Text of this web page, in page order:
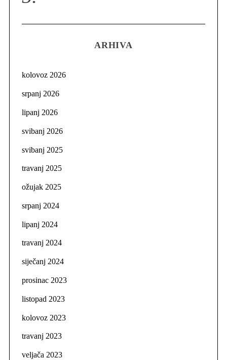
ARHIVA
kolovoz 2026
srpanj 2026
lipanj 2026
svibanj 2026
svibanj 2025
travanj 2025
ožujak 2025
srpanj 2024
lipanj 2024
travanj 2024
siječanj 2024
prosinac 2023
listopad 2023
kolovoz 2023
travanj 2023
veljača 2023